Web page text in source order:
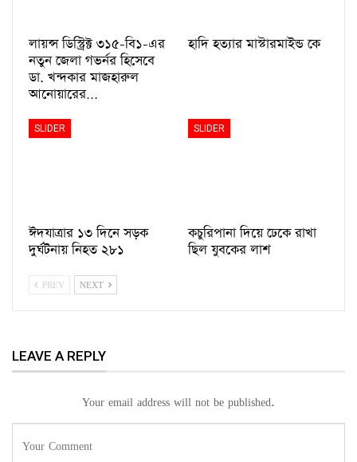
লায়ন্স ডিস্ট্রিক্ট ৩১৫-বি১-এর
নতুন জেলা গভর্নর হিসেবে
ডা. খন্দকার মাজহারুল
আনোয়ারের…
হাদি হত্যার মাস্টারমাইন্ড কে
SLIDER
ঈদযাত্রার ১৩ দিনে সড়ক
দুর্ঘটনায় নিহত ২৮১
SLIDER
কচুরিপানা দিয়ে ঢেকে রাখা
ছিল যুবকের লাশ
PREV NEXT
LEAVE A REPLY
Your email address will not be published.